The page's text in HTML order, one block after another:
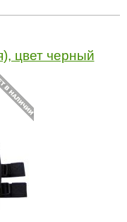
цвет черный